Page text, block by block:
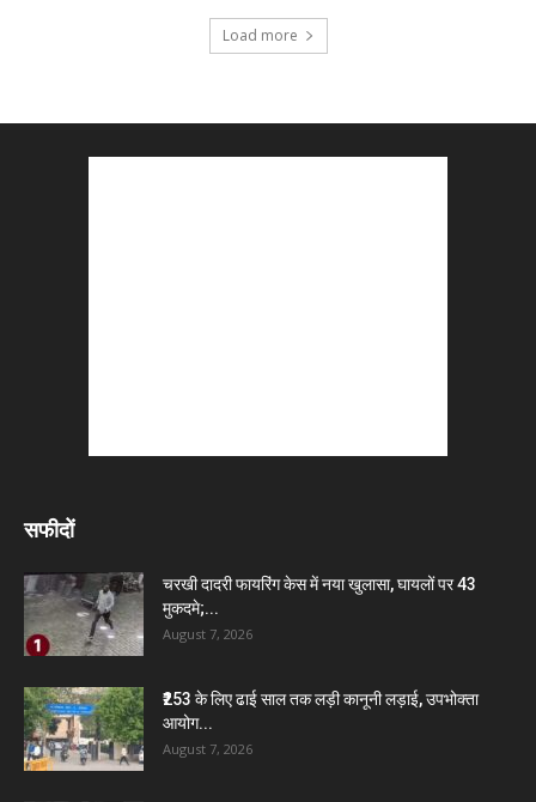
Load more
सफीदों
चरखी दादरी फायरिंग केस में नया खुलासा, घायलों पर 43
मुकदमे;...
August 7, 2026
₹253 के लिए ढाई साल तक लड़ी कानूनी लड़ाई, उपभोक्ता
आयोग...
August 7, 2026